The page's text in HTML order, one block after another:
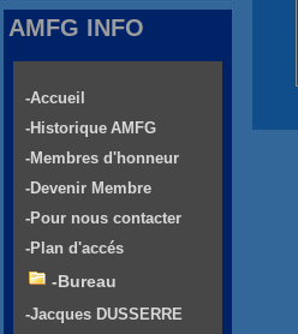
AMFG INFO
-Accueil
-Historique AMFG
-Membres d'honneur
-Devenir Membre
-Pour nous contacter
-Plan d'accés
-Bureau
-Jacques DUSSERRE